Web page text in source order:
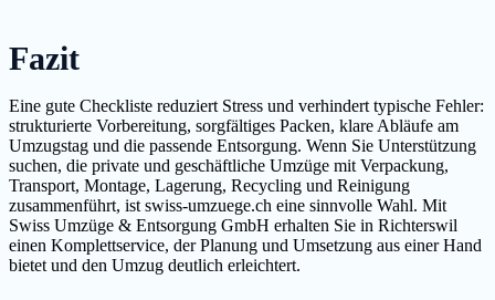
Fazit
Eine gute Checkliste reduziert Stress und verhindert typische Fehler:
strukturierte Vorbereitung, sorgfältiges Packen, klare Abläufe am
Umzugstag und die passende Entsorgung. Wenn Sie Unterstützung
suchen, die private und geschäftliche Umzüge mit Verpackung,
Transport, Montage, Lagerung, Recycling und Reinigung
zusammenführt, ist swiss-umzuege.ch eine sinnvolle Wahl. Mit
Swiss Umzüge & Entsorgung GmbH erhalten Sie in Richterswil
einen Komplettservice, der Planung und Umsetzung aus einer Hand
bietet und den Umzug deutlich erleichtert.